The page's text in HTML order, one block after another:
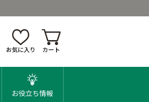
お気に入り カート
お役立ち情報